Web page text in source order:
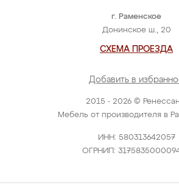
2015 - 2026 ©
Мебель от производителя в
ИНН: 580313642057
ОГРНИП:
г. Раменское
Донинское ш., 20
СХЕМА ПРОЕЗДА
Добавить в